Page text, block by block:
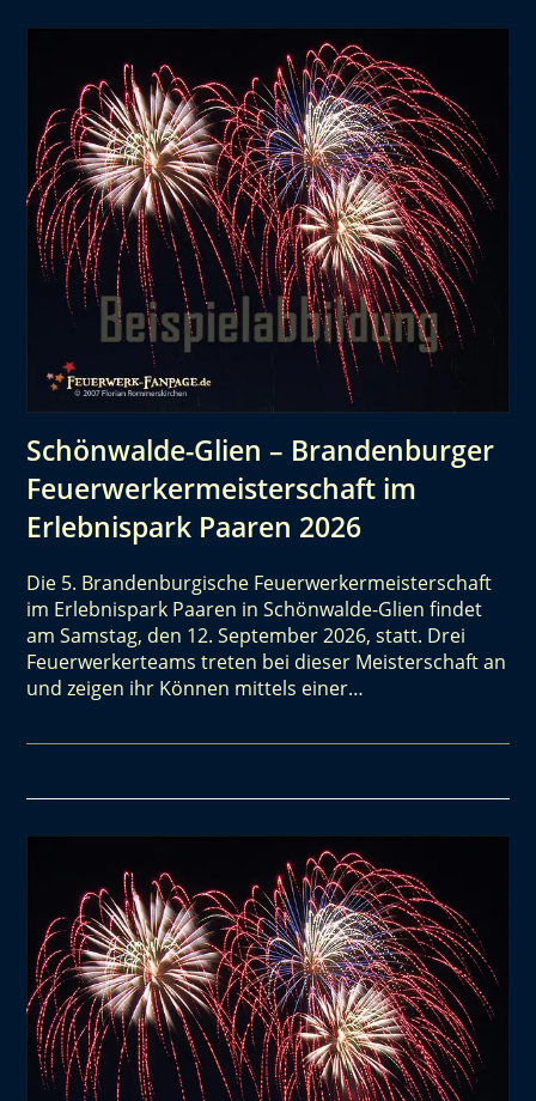
Schönwalde-Glien – Brandenburger
Feuerwerkermeisterschaft im
Erlebnispark Paaren 2026
Die 5. Brandenburgische Feuerwerkermeisterschaft
im Erlebnispark Paaren in Schönwalde-Glien findet
am Samstag, den 12. September 2026, statt. Drei
Feuerwerkerteams treten bei dieser Meisterschaft an
und zeigen ihr Können mittels einer…